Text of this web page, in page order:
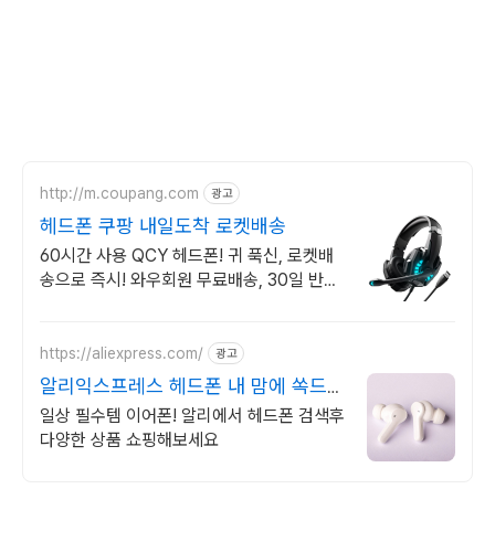
http://m.coupang.com 광고
헤드폰 쿠팡 내일도착 로켓배송
60시간 사용 QCY 헤드폰! 귀 푹신, 로켓배
송으로 즉시! 와우회원 무료배송, 30일 반품
https://aliexpress.com/ 광고
알리익스프레스 헤드폰 내 맘에 쏙드는
오늘의 특가
일상 필수템 이어폰! 알리에서 헤드폰 검색후
다양한 상품 쇼핑해보세요